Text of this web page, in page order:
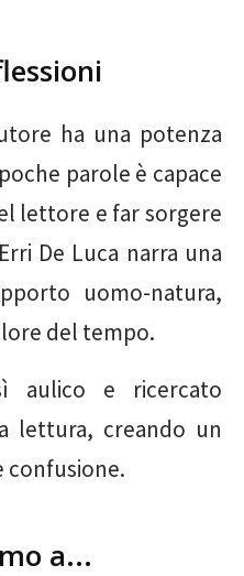
ha una potenza
parole è capace
lettore e far sorgere
De Luca narra una
uomo-natura,
del tempo.
aulico e ricercato
lettura, creando un
confusione.
a...